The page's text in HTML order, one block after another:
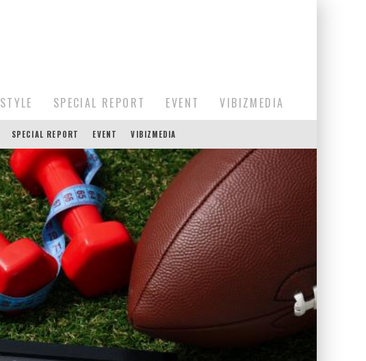
STYLE SPECIAL REPORT EVENT VIBIZMEDIA
SPECIAL REPORT EVENT VIBIZMEDIA